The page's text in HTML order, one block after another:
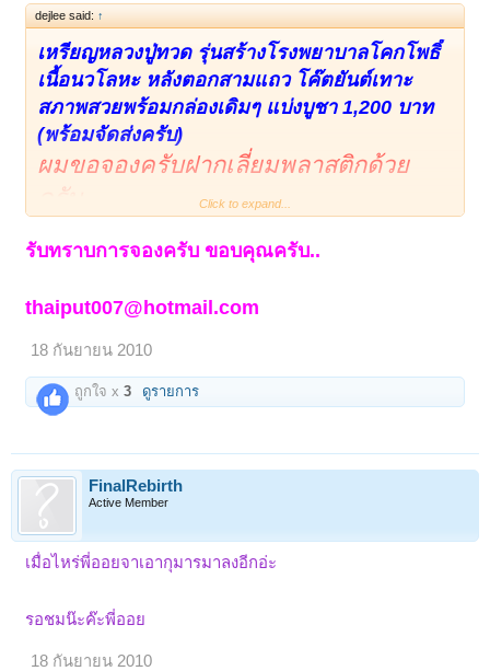
dejlee said: ↑
เหรียญหลวงปู่ทวด รุ่นสร้างโรงพยาบาลโคกโพธิ์
เนื้อนวโลหะ หลังตอกสามแถว โค๊ตยันต์เทาะ
สภาพสวยพร้อมกล่องเดิมๆ แบ่งบูชา 1,200 บาท
(พร้อมจัดส่งครับ)
ผมขอจองครับฝากเลี่ยมพลาสติกด้วย
ครับ
Click to expand...
รับทราบการจองครับ ขอบคุณครับ..
thaiput007@hotmail.com
18 กันยายน 2010
ถูกใจ x3 ดูรายการ
FinalRebirth
Active Member
เมื่อไหร่พี่ออยจาเอากุมารมาลงอีกอ่ะ
รอชมน๊ะค๊ะพี่ออย
18 กันยายน 2010